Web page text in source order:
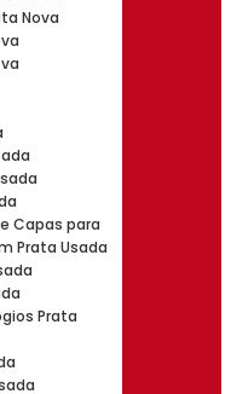
Nova
Capas para
Prata Usada
Prata